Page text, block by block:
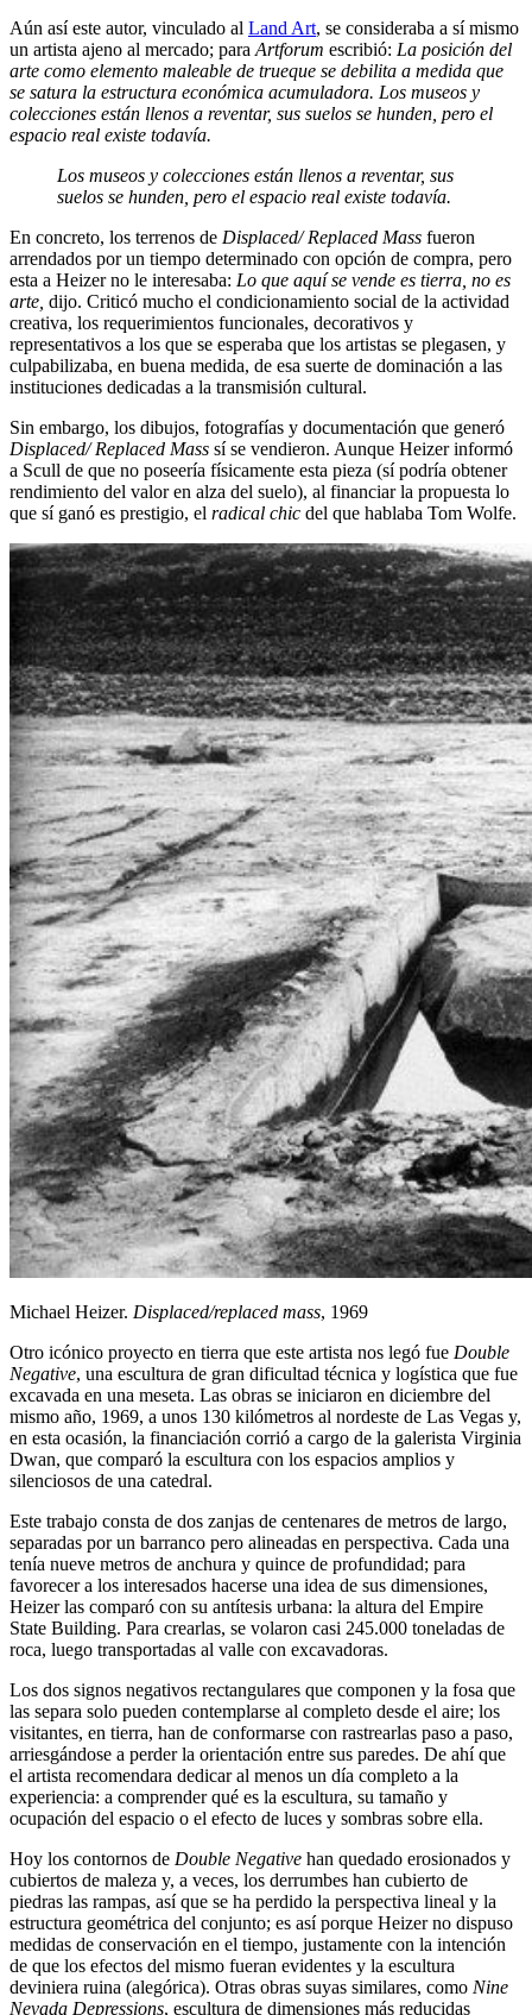
Aún así este autor, vinculado al Land Art, se consideraba a sí mismo
un artista ajeno al mercado; para Artforum escribió: La posición del
arte como elemento maleable de trueque se debilita a medida que
se satura la estructura económica acumuladora. Los museos y
colecciones están llenos a reventar, sus suelos se hunden, pero el
espacio real existe todavía.
Los museos y colecciones están llenos a reventar, sus
suelos se hunden, pero el espacio real existe todavía.
En concreto, los terrenos de Displaced/ Replaced Mass fueron
arrendados por un tiempo determinado con opción de compra, pero
esta a Heizer no le interesaba: Lo que aquí se vende es tierra, no es
arte, dijo. Criticó mucho el condicionamiento social de la actividad
creativa, los requerimientos funcionales, decorativos y
representativos a los que se esperaba que los artistas se plegasen, y
culpabilizaba, en buena medida, de esa suerte de dominación a las
instituciones dedicadas a la transmisión cultural.
Sin embargo, los dibujos, fotografías y documentación que generó
Displaced/ Replaced Mass sí se vendieron. Aunque Heizer informó
a Scull de que no poseería físicamente esta pieza (sí podría obtener
rendimiento del valor en alza del suelo), al financiar la propuesta lo
que sí ganó es prestigio, el radical chic del que hablaba Tom Wolfe.
Michael Heizer. Displaced/replaced mass, 1969
Otro icónico proyecto en tierra que este artista nos legó fue Double
Negative, una escultura de gran dificultad técnica y logística que fue
excavada en una meseta. Las obras se iniciaron en diciembre del
mismo año, 1969, a unos 130 kilómetros al nordeste de Las Vegas y,
en esta ocasión, la financiación corrió a cargo de la galerista Virginia
Dwan, que comparó la escultura con los espacios amplios y
silenciosos de una catedral.
Este trabajo consta de dos zanjas de centenares de metros de largo,
separadas por un barranco pero alineadas en perspectiva. Cada una
tenía nueve metros de anchura y quince de profundidad; para
favorecer a los interesados hacerse una idea de sus dimensiones,
Heizer las comparó con su antítesis urbana: la altura del Empire
State Building. Para crearlas, se volaron casi 245.000 toneladas de
roca, luego transportadas al valle con excavadoras.
Los dos signos negativos rectangulares que componen y la fosa que
las separa solo pueden contemplarse al completo desde el aire; los
visitantes, en tierra, han de conformarse con rastrearlas paso a paso,
arriesgándose a perder la orientación entre sus paredes. De ahí que
el artista recomendara dedicar al menos un día completo a la
experiencia: a comprender qué es la escultura, su tamaño y
ocupación del espacio o el efecto de luces y sombras sobre ella.
Hoy los contornos de Double Negative han quedado erosionados y
cubiertos de maleza y, a veces, los derrumbes han cubierto de
piedras las rampas, así que se ha perdido la perspectiva lineal y la
estructura geométrica del conjunto; es así porque Heizer no dispuso
medidas de conservación en el tiempo, justamente con la intención
de que los efectos del mismo fueran evidentes y la escultura
deviniera ruina (alegórica). Otras obras suyas similares, como Nine
Nevada Depressions, escultura de dimensiones más reducidas